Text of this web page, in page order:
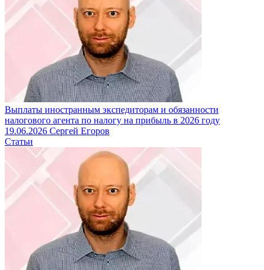
Выплаты иностранным экспедиторам и обязанности
налогового агента по налогу на прибыль в 2026 году
19.06.2026 Сергей Егоров
Статьи